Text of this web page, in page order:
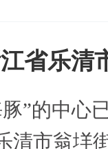
省乐清
”的中心
清市翁垟